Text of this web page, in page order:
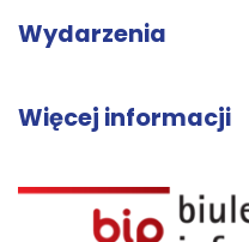
Wydarzenia
Więcej informacji